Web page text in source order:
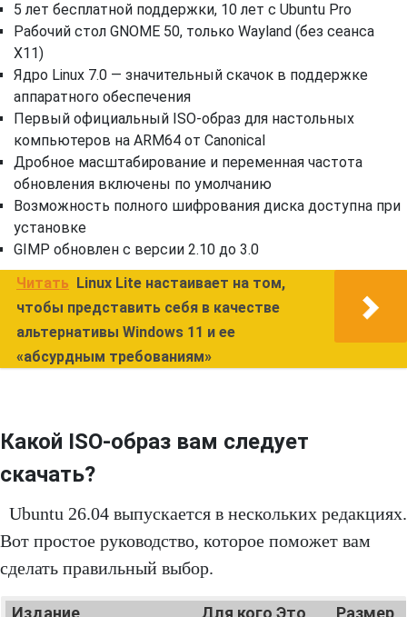
5 лет бесплатной поддержки, 10 лет с Ubuntu Pro
Рабочий стол GNOME 50, только Wayland (без сеанса
X11)
Ядро Linux 7.0 — значительный скачок в поддержке
аппаратного обеспечения
Первый официальный ISO-образ для настольных
компьютеров на ARM64 от Canonical
Дробное масштабирование и переменная частота
обновления включены по умолчанию
Возможность полного шифрования диска доступна при
установке
GIMP обновлен с версии 2.10 до 3.0
Читать
Linux Lite настаивает на том,
чтобы представить себя в качестве
альтернативы Windows 11 и ее
«абсурдным требованиям»
Какой ISO-образ вам следует
скачать?
Ubuntu 26.04 выпускается в нескольких редакциях.
Вот простое руководство, которое поможет вам
сделать правильный выбор.